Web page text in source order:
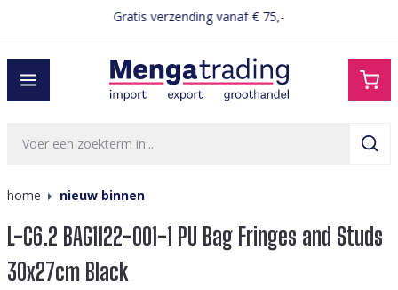
Gratis verzending vanaf € 75,-
home nieuw binnen
L-C6.2 BAG1122-001-1 PU Bag Fringes and Studs
30x27cm Black